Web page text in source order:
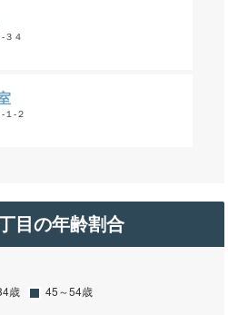
３４
１-２
目の年齢割合